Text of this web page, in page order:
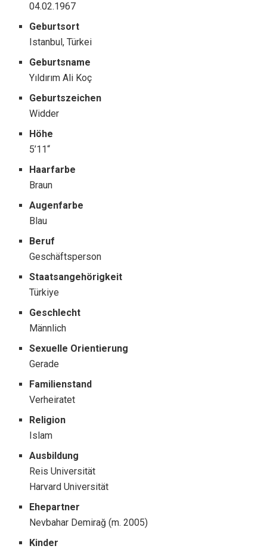
04.02.1967
Geburtsort
Istanbul, Türkei
Geburtsname
Yıldırım Ali Koç
Geburtszeichen
Widder
Höhe
5’11“
Haarfarbe
Braun
Augenfarbe
Blau
Beruf
Geschäftsperson
Staatsangehörigkeit
Türkiye
Geschlecht
Männlich
Sexuelle Orientierung
Gerade
Familienstand
Verheiratet
Religion
Islam
Ausbildung
Reis Universität
Harvard Universität
Ehepartner
Nevbahar Demirağ ​(m. 2005)
Kinder